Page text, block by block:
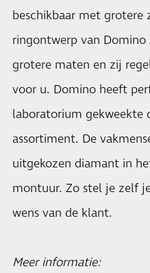
beschikbaar met
ringontwerp van Domino
grotere maten en zij
voor u. Domino heeft
laboratorium gekweekte
assortiment. De
uitgekozen diamant in
montuur. Zo stel je zelf
wens van de klant.
Meer informatie: